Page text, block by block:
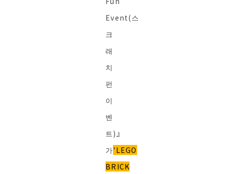
Event(스
크
래
치
펀
이
벤
트)』
가'LEGO
BRICK